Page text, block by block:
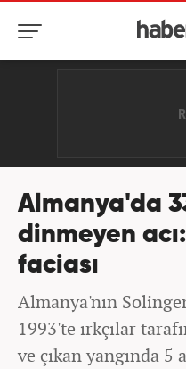
Almanya'da
dinmeyen
faciası
Almanya'nın
1993'te ırkçılar
ve çıkan yangında